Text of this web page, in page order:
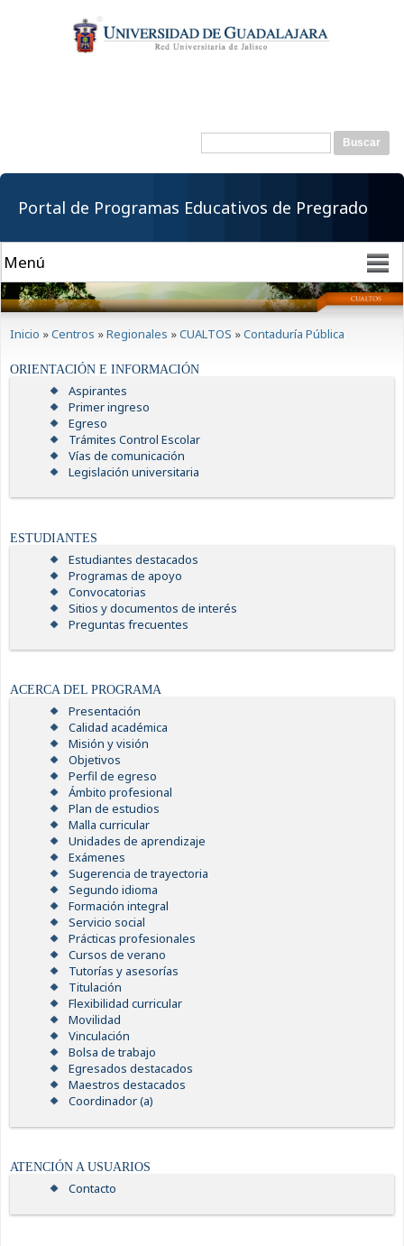
contenido
principal
Formulario de
Buscar
Portal de Programas Educativos de Pregrado
Inicio »Centros »Regionales »CUALTOS »Contaduría Pública
ORIENTACIÓN E INFORMACIÓN
Aspirantes
Primer ingreso
Egreso
Trámites Control Escolar
Vías de comunicación
Legislación universitaria
ESTUDIANTES
Estudiantes destacados
Programas de apoyo
Convocatorias
Sitios y documentos de interés
Preguntas frecuentes
ACERCA DEL PROGRAMA
Presentación
Calidad académica
Misión y visión
Objetivos
Perfil de egreso
Ámbito profesional
Plan de estudios
Malla curricular
Unidades de aprendizaje
Exámenes
Sugerencia de trayectoria
Segundo idioma
Formación integral
Servicio social
Prácticas profesionales
Cursos de verano
Tutorías y asesorías
Titulación
Flexibilidad curricular
Movilidad
Vinculación
Bolsa de trabajo
Egresados destacados
Maestros destacados
Coordinador (a)
ATENCIÓN A USUARIOS
Contacto